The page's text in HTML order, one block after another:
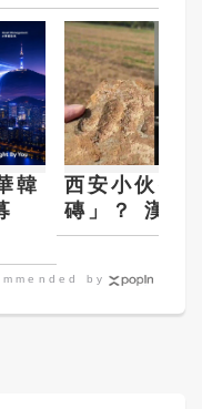
韓
西安小伙撿
磚」？ 漢長
所回應了
by